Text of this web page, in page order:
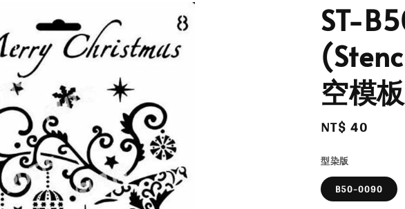
ST-
空模
Regular
NT$ 40
型染版
B50-0090